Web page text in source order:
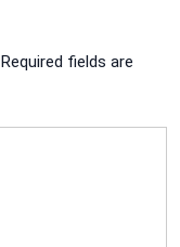
Required fields are